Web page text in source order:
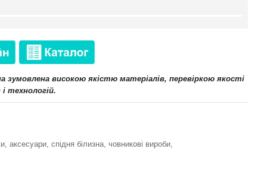
зумовлена високою якістю матеріалів, перевіркою якості
технологій.
аксесуари, спідня білизна, човникові вироби,